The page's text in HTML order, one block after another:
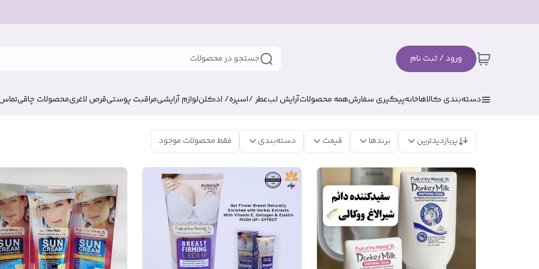
ورود / ثبت نام جستجو در محصولات
دسته‌بندی کالاهاخانهپیگیری سفارشهمه محصولاتآرایش لبعطر /اسپره/ ادکلنلوازم آرایشیمراقبت پوستیقرص لاغریمحصولات چاقیتماس
پربازدیدترین برندها قیمت دسته‌بندی فقط محصولات موجود